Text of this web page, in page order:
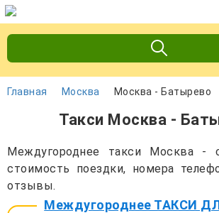
Главная Москва Москва - Батырево
Такси Москва -
Междугороднее такси Москва -
стоимость поездки, номера
отзывы.
Междугороднее ТАКСИ